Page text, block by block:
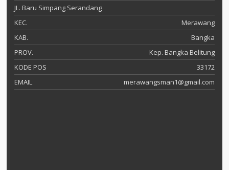
JL. Baru Simpang Serandang
KEC.
Merawang
KAB.
Bangka
PROV.
Kep. Bangka Belitung
KODE POS
33172
EMAIL
merawangsman1@gmail.com